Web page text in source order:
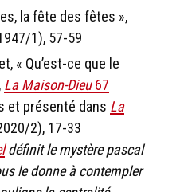
la fête des fêtes »,
1), 57-59
« Qu’est-ce que le
La Maison-Dieu67
et présenté dans La
2), 17-33
définit le mystère pascal
le donne à contempler